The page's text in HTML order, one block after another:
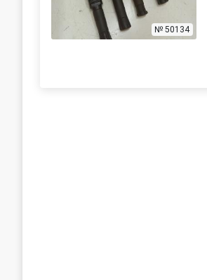
Suzuki
№ 50134